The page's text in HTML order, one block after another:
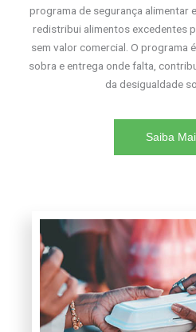
programa de segurança alimentar
redistribui alimentos excedentes
sem valor comercial. O programa
sobra e entrega onde falta,
da desigualdade
Saiba